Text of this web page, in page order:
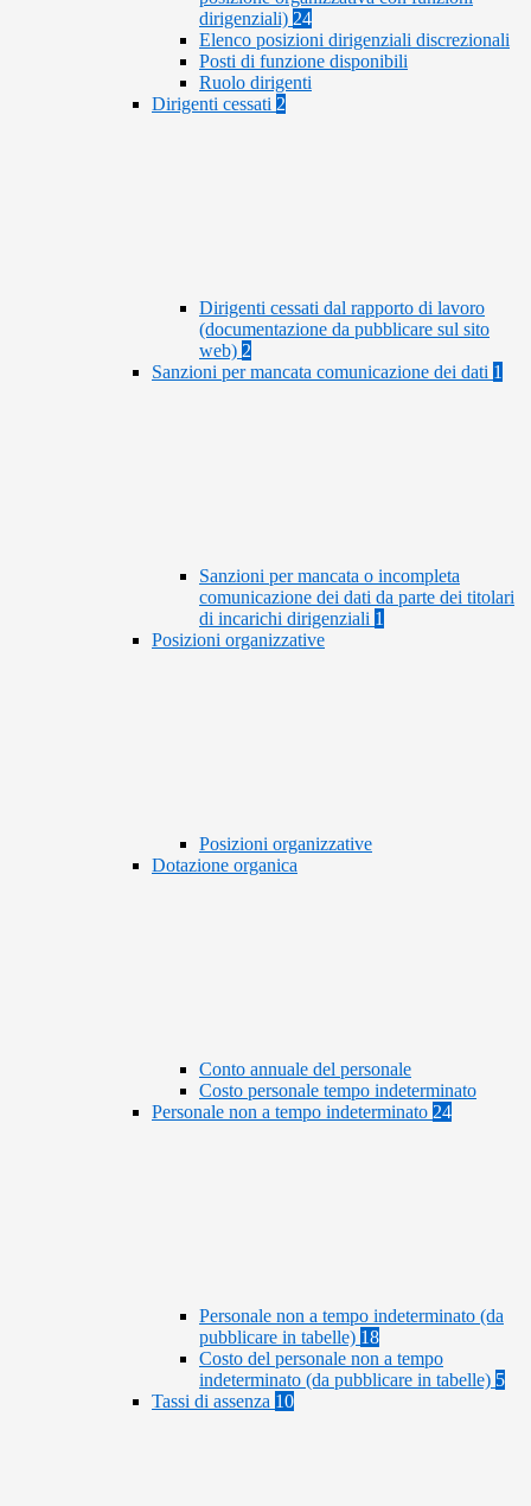
dirigenziali) 24
Elenco posizioni dirigenziali discrezionali
Posti di funzione disponibili
Ruolo dirigenti
Dirigenti cessati 2
Dirigenti cessati dal rapporto di lavoro
(documentazione da pubblicare sul sito
web) 2
Sanzioni per mancata comunicazione dei dati 1
Sanzioni per mancata o incompleta
comunicazione dei dati da parte dei titolari
di incarichi dirigenziali 1
Posizioni organizzative
Posizioni organizzative
Dotazione organica
Conto annuale del personale
Costo personale tempo indeterminato
Personale non a tempo indeterminato 24
Personale non a tempo indeterminato (da
pubblicare in tabelle) 18
Costo del personale non a tempo
indeterminato (da pubblicare in tabelle) 5
Tassi di assenza 10